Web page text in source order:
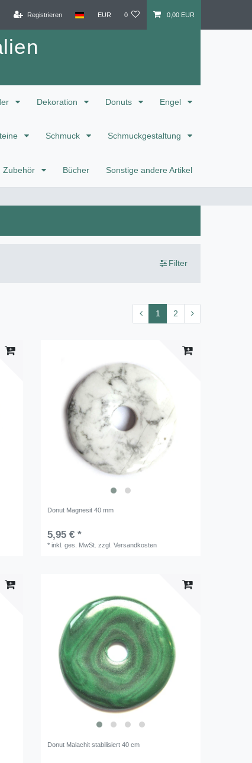
Registrieren EUR 0 0,00 EUR
Dekoration Donuts Engel
Schmuck Schmuckgestaltung
Zubehör Bücher Sonstige andere Artikel
Filter
1 2
Donut Magnesit 40 mm
5,95 € *
*inkl. ges. MwSt. zzgl.Versandkosten
Donut Malachit stabilisiert 40 cm